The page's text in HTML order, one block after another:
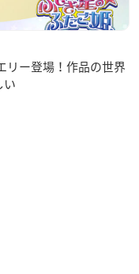
リー登場！作品の世界
い